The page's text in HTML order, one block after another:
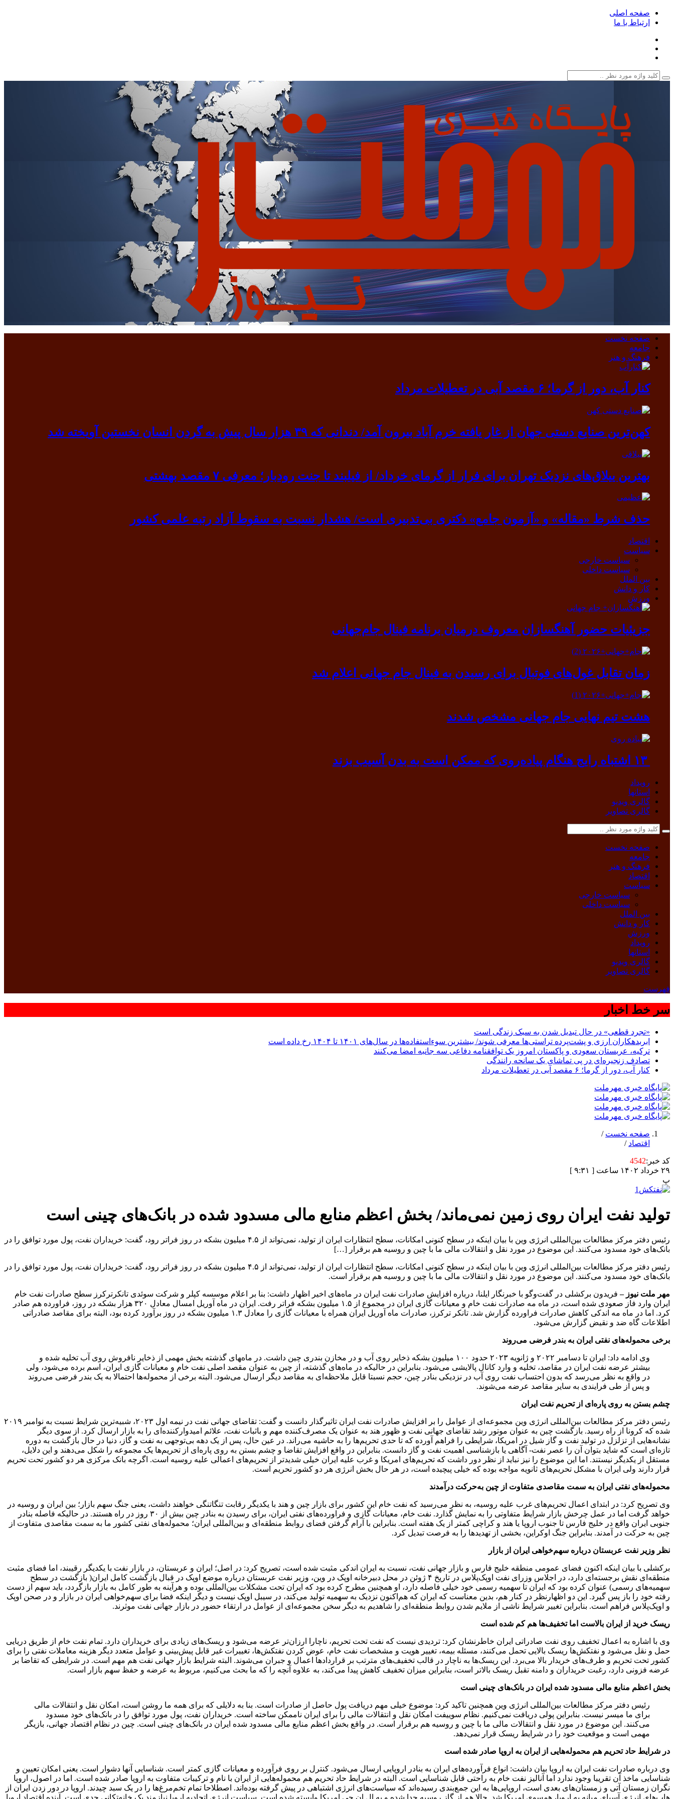
صفحه اصلی
ارتباط با ما
صفحه نخست
جامعه
فرهنگ و هنر
کنار آب، دور از گرما؛ ۶ مقصد آبی در تعطیلات مرداد
کهن‌ترین صنایع دستی جهان از غار یافته خرم آباد بیرون آمد/ دندانی که ۳۹ هزار سال پیش به گردن انسان نخستین آویخته شد
بهترین ییلاق‌های نزدیک تهران برای فرار از گرمای خرداد/ از فیلبند تا جنت رودبار؛ معرفی ۷ مقصد بهشتی
حذف شرط «مقاله» و «آزمون جامع» دکتری بی‌تدبیری است/ هشدار نسبت به سقوط آزاد رتبه علمی کشور
اقتصاد
سیاست
سیاست خارجی
سیاست داخلی
بین الملل
کار و دانش
ورزش
جزیئیات حضور آهنگسازان معروف درمیان برنامه فینال جام‌جهانی
زمان تقابل غول‌های فوتبال برای رسیدن به فینال جام جهانی اعلام شد
هشت تیم نهایی جام جهانی مشخص شدند
۱۳ اشتباه رایج هنگام پیاده‌روی که ممکن است به بدن آسیب بزند
رویداد
استانها
گالری ویدیو
گالری تصاویر
صفحه نخست
جامعه
فرهنگ و هنر
اقتصاد
سیاست
سیاست خارجی
سیاست داخلی
بین الملل
کار و دانش
ورزش
رویداد
استانها
گالری ویدیو
گالری تصاویر
فهرست
سر خط اخبار
«تجرد قطعی» در حال تبدیل شدن به سبک زندگی است
ابربدهکاران ارزی و پشت‌پرده تراستی‌ها معرفی شوند/ بیشترین سوءاستفاده‌ها در سال‌های ۱۴۰۱ تا ۱۴۰۴ رخ داده است
ترکیه، عربستان سعودی و پاکستان امروز یک توافقنامه دفاعی سه جانبه امضا می‌کنند
تصادف زنجیره‌ای در پی تماشای یک سانحه رانندگی
کنار آب، دور از گرما؛ ۶ مقصد آبی در تعطیلات مرداد
صفحه نخست /
اقتصاد /
کد خبر:4542
۲۹ خرداد ۱۴۰۲ ساعت [ ۹:۳۱ ]
پ
تولید نفت ایران روی زمین نمی‌ماند/ بخش اعظم منابع مالی مسدود شده در بانک‌های چینی است
رئیس دفتر مرکز مطالعات بین‌المللی انرژی وین با بیان اینکه در سطح کنونی امکانات، سطح انتظارات ایران از تولید، نمی‌تواند از ۴.۵ میلیون بشکه در روز فراتر رود، گفت: خریداران نفت، پول مورد توافق را در
بانک‌های خود مسدود می‌کنند. این موضوع در مورد نقل و انتقالات مالی ما با چین و روسیه هم برقرار […]
رئیس دفتر مرکز مطالعات بین‌المللی انرژی وین با بیان اینکه در سطح کنونی امکانات، سطح انتظارات ایران از تولید، نمی‌تواند از ۴.۵ میلیون بشکه در روز فراتر رود، گفت: خریداران نفت، پول مورد توافق را در
بانک‌های خود مسدود می‌کنند. این موضوع در مورد نقل و انتقالات مالی ما با چین و روسیه هم برقرار است.
مهر ملت نیوز –فریدون برکشلی در گفت‌وگو با خبرنگار ایلنا، درباره افزایش صادرات نفت ایران در ماه‌های اخیر اظهار داشت: بنا بر اعلام موسسه کپلر و شرکت سوئدی تانکرترکرز سطح صادرات نفت خام
ایران وارد فاز صعودی شده است، در ماه مه صادرات نفت خام و معیانات گازی ایران در مجموع از ۱.۵ میلیون بشکه فراتر رفت. ایران در ماه آوریل امسال معادل ۳۲۰ هزار بشکه در روز، فراورده هم صادر
کرد. اما در ماه مه اندکی کاهش صادرات فراورده گزارش شد. تانکر ترکرز، صادرات ماه آوریل ایران همراه با معیانات گازی را معادل ۱.۳ میلیون بشکه در روز برآورد کرده بود، البته برای مقاصد صادراتی
اطلاعات گاه ضد و نقیض گزارش می‌شود.
برخی محموله‌های نفتی ایران به بندر فرضی می‌روند
وی ادامه داد: ایران تا دسامبر ۲۰۲۲ و ژانویه ۲۰۲۳ حدود ۱۰۰ میلیون بشکه ذخایر روی آب و در مخازن بندری چین داشت. در ماه‌‍های گذشته بخش مهمی از ذخایر نافروش روی آب تخلیه شده‌ و
بیشتر عرضه نفت ایران در مقاصد، تخلیه و وارد کانال پالایشی می‌شود. بنابراین در حالیکه در ماه‌های گذشته، از چین به عنوان مقصد اصلی نفت خام و معیانات گازی ایران، اسم برده می‌شود، ولی
در واقع به نظر می‌رسد که بدون احتساب نفت روی آب در نزدیکی بنادر چین، حجم نسبتا قابل ملاحظه‌ای به مقاصد دیگر ارسال می‌شود. البته برخی از محموله‌ها احتمالا به یک بندر فرضی می‌روند
و پس از طی فرایندی به سایر مقاصد عرضه می‌شوند.
چشم بستن به روی پاره‌ای از تحریم‌ نفت ایران
رئیس دفتر مرکز مطالعات بین‌المللی انرژی وین مجموعه‌ای از عوامل را بر افزایش صادرات نفت ایران تاثیرگذار دانست و گفت: تقاضای جهانی نفت در نیمه اول ۲۰۲۳، شبیه‌ترین شرایط نسبت به نوامبر ۲۰۱۹
شده که کرونا از راه رسید. بازگشت چین به عنوان موتور رشد تقاضای جهانی نفت و ظهور هند به عنوان یک مصرف‌کننده مهم و باثبات نفت، علائم امیدوارکننده‌ای را به بازار ارسال کرد. از سوی دیگر
نشانه‌هایی از تزلزل در تولید نفت و گاز شیل در امریکا، شرایطی را فراهم آورده که تا حدی تحریم‌ها را به حاشیه می‌راند. در عین حال، پس از یک دهه بی‌توجهی به نفت و گاز، دنیا در حال بازگشت به دوره
تازه‌ای است که شاید بتوان آن را عصر نفت- آگاهی یا بازشناسی اهمیت نفت و گاز دانست. بنابراین در واقع افزایش تقاضا و چشم بستن به روی پاره‌ای از تحریم‌ها یک مجموعه را شکل می‌دهند و این دلایل،
مستقل از یکدیگر نیستند. اما این موضوع را نیز نباید از نظر دور داشت که تحریم‌های امریکا و غرب علیه ایران خیلی شدیدتر از تحریم‌های اعمالی علیه روسیه است. اگرچه بانک مرکزی هر دو کشور تحت تحریم
قرار دارند ولی ایران با مشکل تحریم‌های ثانویه مواجه بوده که خیلی پیچیده است، در هر حال بخش انرژی هر دو کشور تحریم است.
محموله‌های نفتی ایران به سمت مقاصدی متفاوت از چین به‌حرکت درآمدند
وی تصریح کرد: در ابتدای اعمال تحریم‌های غرب علیه روسیه، به نظر می‌رسید که نفت خام این کشور برای بازار چین و هند با یکدیگر رقابت تنگاتنگی خواهند داشت، یعنی جنگ سهم بازار؛ بین ایران و روسیه در
خواهد گرفت اما در عمل چرخش بازار شرایط متفاوتی را به نمایش گذارد. نفت خام، معیانات گازی و فراورده‌های نفتی ایران، برای رسیدن به بنادر چین بیش از ۳۰ روز در راه هستند. در حالیکه فاصله بنادر
جنوبی ایران واقع در خلیج فارس تا جنوب اروپا یا هند و کراچی کمتر از یک هفته است. بنابراین با آرام گرفتن فضای روابط منطقه‌ای و بین‌المللی ایران؛ محموله‌های نفتی کشور ما به سمت مقاصدی متفاوت از
چین به حرکت در آمدند. بنابراین جنگ اوکراین، بخشی از تهدیدها را به فرصت تبدیل کرد.
نظر وزیر نفت عربستان درباره سهم‌خواهی ایران از بازار
برکشلی با بیان اینکه اکنون فضای عمومی منطقه خلیج فارس و بازار جهانی نفت، نسبت به ایران اندکی مثبت شده است، تصریح کرد: در اصل؛ ایران و عربستان، در بازار نفت با یکدیگر رقیبند، اما فضای مثبت
منطقه‌ای نقش برجسته‌ای دارد، در اجلاس وزرای نفت اوپک‌پلاس در تاریخ ۴ ژوئن در محل دبیرخانه اوپک در وین، وزیر نفت عربستان درباره موضع اوپک در قبال بازگشت کامل ایران( بازگشت در سطح
سهمیه‌های رسمی) عنوان کرده بود که ایران تا سهمیه رسمی خود خیلی فاصله دارد، او همچنین مطرح کرده بود که ایران تحت مشکلات بین‌المللی بوده و هرآینه به طور کامل به بازار بازگردد، باید سهم از دست
رفته خود را باز پس گیرد. این دو اظهارنظر در کنار هم، بدین معناست که ایران که هم‌اکنون نزدیک به سهمیه تولید می‌کند، در سیبل اوپک نیست و دیگر اینکه فضا برای سهم‌خواهی ایران در بازار و در صحن اوپک
و اوپک‌پلاس فراهم است. بنابراین تغییر شرایط ناشی از ملایم شدن روابط منطقه‌ای را شاهدیم به دیگر سخن مجموعه‌ای از عوامل در ارتقاء حضور در بازار جهانی نفت موثرند.
ریسک خرید از ایران بالاست اما تخفیف‌ها هم کم شده است
وی با اشاره به اعمال تخفیف روی نفت صادراتی ایران خاطرنشان کرد: تردیدی نیست که نفت تحت تحریم، ناچارا ارزان‌تر عرضه می‌شود و ریسک‌های زیادی برای خریداران دارد. تمام نفت خام از طریق دریایی
حمل و نقل می‌شود و نفتکش‌ها ریسک بالایی تحمل می‌کنند، مسئله بیمه، تغییر هویت و مشخصات نفت خام، عوض کردن نفتکش‌ها، تغییرات غیر قابل پیش‌بینی و عوامل متعدد دیگر هزینه معاملات نفتی را برای
کشور تحت تحریم و طرف‌های خریدار بالا می‌برد. این ریسک‌ها به ناچار در قالب تخفیف‌های مترتب بر قراردادها اعمال و جبران می‌شوند. البته شرایط بازار جهانی نفت هم مهم است. در شرایطی که تقاضا بر
عرضه فزونی دارد، رغبت خریداران و دامنه تقبل ریسک بالاتر است، بنابراین میزان تخفیف کاهش پیدا می‌کند، به علاوه آنچه را که ما بحث می‌کنیم، مربوط به عرضه و حفظ سهم بازار است.
بخش اعظم منابع مالی مسدود شده ایران در بانک‌های چینی است
رئیس دفتر مرکز مطالعات بین‌المللی انرژی وین همچنین تاکید کرد: موضوع خیلی مهم دریافت پول حاصل از صادرات است. بنا به دلایلی که برای همه ما روشن است، امکان نقل و انتقالات مالی
برای ما میسر نیست. بنابراین پولی دریافت نمی‌کنیم. نظام سوییفت امکان نقل و انتقالات مالی را برای ایران ناممکن ساخته است. خریداران نفت، پول مورد توافق را در بانک‌های خود مسدود
می‌کنند. این موضوع در مورد نقل و انتقالات مالی ما با چین و روسیه هم برقرار است. در واقع بخش اعظم منابع مالی مسدود شده ایران در بانک‌های چینی است. چین در نظام اقتصاد جهانی، بازیگر
مهمی است و موقعیت خود را در شرایط ریسک قرار نمی‌دهد.
در شرایط حاد تحریم هم محموله‌هایی از ایران به اروپا صادر شده است
وی درباره صادرات نفت ایران به اروپا بیان داشت: انواع فرآورده‌های ایران به بنادر اروپایی ارسال می‌شود. کنترل بر روی فرآورده و معیانات گازی کمتر است. شناسایی آنها دشوار است. یعنی امکان تعیین و
شناسایی ماخذ آن تقریبا وجود ندارد اما آنالیز نفت خام به راحتی قابل شناسایی است. البته در شرایط حاد تحریم هم محموله‌هایی از ایران با نام و ترکیبات متفاوت به اروپا صادر شده است. اما در اصول، اروپا
نگران زمستان آتی و زمستان‌های بعدی است، اروپایی‌ها به این جمع‌بندی رسیده‌اند که سیاست‌های انرژی اشتباهی در پیش گرفته بوده‌اند. اصطلاحا تمام تخم‌مرغ‌ها را در یک سبد چیدند. اروپا در دور زدن ایران از